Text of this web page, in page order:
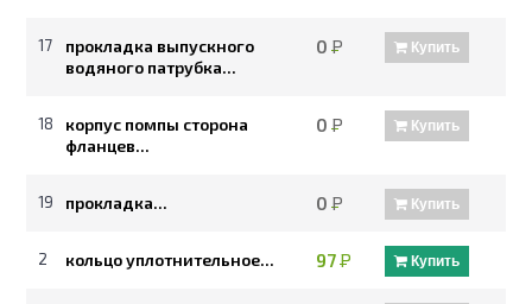
17
прокладка выпускного
водяного патрубка...
0Р Купить
18
корпус помпы сторона
фланцев...
0Р Купить
19 прокладка... 0Р Купить
2 кольцо уплотнительное... 97Р Купить